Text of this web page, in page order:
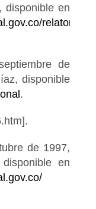
disponible en
relatoria/
de
disponible
.
de 1997,
en